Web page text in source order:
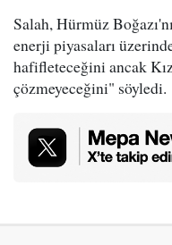
Salah, Hürmüz
enerji piyasaları
hafifleteceğini ancak
çözmeyeceğini" söyledi.